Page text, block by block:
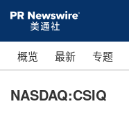
概览 最新 专题
NASDAQ:CSIQ